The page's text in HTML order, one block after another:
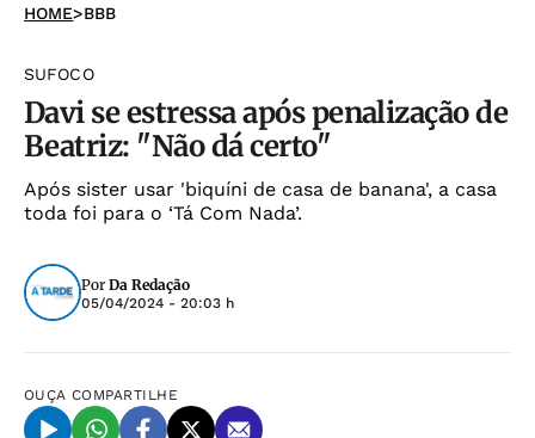
HOME>BBB
SUFOCO
Davi se estressa após penalização de
Beatriz: "Não dá certo"
Após sister usar 'biquíni de casa de banana', a casa
toda foi para o ‘Tá Com Nada’.
Por Da Redação
05/04/2024 - 20:03 h
OUÇA COMPARTILHE